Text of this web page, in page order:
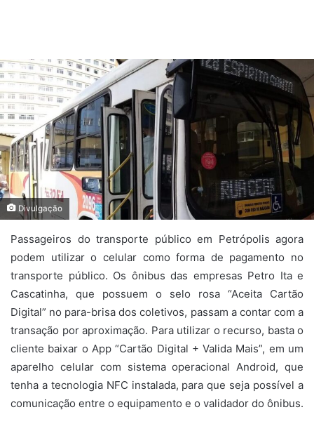
Divulgação
Passageiros do transporte público em Petrópolis agora
podem utilizar o celular como forma de pagamento no
transporte público. Os ônibus das empresas Petro Ita e
Cascatinha, que possuem o selo rosa “Aceita Cartão
Digital” no para-brisa dos coletivos, passam a contar com a
transação por aproximação. Para utilizar o recurso, basta o
cliente baixar o App “Cartão Digital + Valida Mais”, em um
aparelho celular com sistema operacional Android, que
tenha a tecnologia NFC instalada, para que seja possível a
comunicação entre o equipamento e o validador do ônibus.